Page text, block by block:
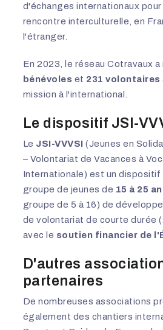
d'échanges internationaux
rencontre interculturelle, en
l'étranger.
En 2023, le réseau Cotravaux a
bénévoles et 231 volontaires
mission à l'international.
Le dispositif JSI-
Le JSI-VVVSI (Jeunes en
– Volontariat de Vacances à
Internationale) est un dispositif
groupe de jeunes de 15 à 25
groupe de 5 à 16) de
de volontariat de courte durée
avec le soutien financier de
D'autres
partenaires
De nombreuses associations
également des chantiers